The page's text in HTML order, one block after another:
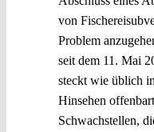
von
Problem
seit dem 11. Mai
steckt wie üblich
Hinsehen
Schwachstellen,